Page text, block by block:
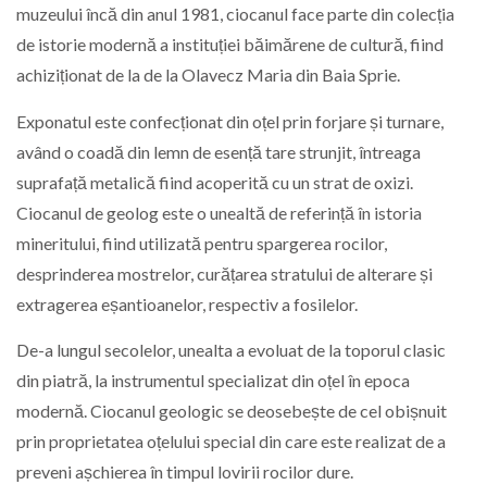
muzeului încă din anul 1981, ciocanul face parte din colecția
de istorie modernă a instituției băimărene de cultură, fiind
achiziționat de la de la Olavecz Maria din Baia Sprie.
Exponatul este confecționat din oțel prin forjare și turnare,
având o coadă din lemn de esență tare strunjit, întreaga
suprafață metalică fiind acoperită cu un strat de oxizi.
Ciocanul de geolog este o unealtă de referință în istoria
mineritului, fiind utilizată pentru spargerea rocilor,
desprinderea mostrelor, curățarea stratului de alterare și
extragerea eșantioanelor, respectiv a fosilelor.
De-a lungul secolelor, unealta a evoluat de la toporul clasic
din piatră, la instrumentul specializat din oțel în epoca
modernă. Ciocanul geologic se deosebește de cel obișnuit
prin proprietatea oțelului special din care este realizat de a
preveni așchierea în timpul lovirii rocilor dure.